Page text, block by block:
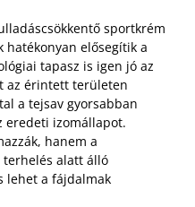
sportkrém
elősegítik a
tapasz is igen jó az
az érintett területen
a tejsav gyorsabban
eredeti izomállapot.
hanem a
alatt álló
lehet a fájdalmak